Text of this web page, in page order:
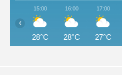
15:00
28°C
16:00
28°C
17:00
27°C
‹